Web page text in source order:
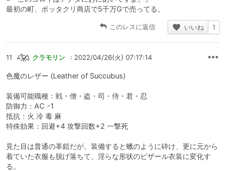
最初の町、ボッタクリ商店で5千万Gで売ってる。
このレスに返信 いいね 1
11 クラモリン : 2022/04/26(火) 07:17:14
色魔のレザー (Leather of Succubus)
装備可能職種：戦・僧・盗・司・侍・君・忍
防御力：AC -1
抵抗：火 冷 毒 麻
特殊効果：回避+4 攻撃回数+2 一撃死
見た目は普通の革鎧だが、装備すると蠟のように砕け、更に元から
着ていた衣服も脱げ落ちて、淫らな形状のビザール衣装に変化す
る。